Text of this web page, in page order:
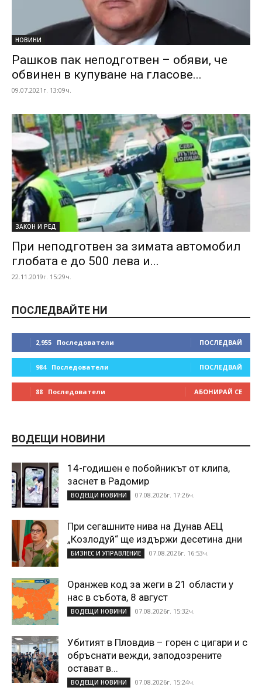
НОВИНИ
Рашков пак неподготвен – обяви, че
обвинен в купуване на гласове...
09.07.2021г. 13:09ч.
ЗАКОН И РЕД
При неподготвен за зимата автомобил
глобата е до 500 лева и...
22.11.2019г. 15:29ч.
ПОСЛЕДВАЙТЕ НИ
2,955 Последователи ПОСЛЕДВАЙ
984 Последователи ПОСЛЕДВАЙ
88 Последователи АБОНИРАЙ СЕ
ВОДЕЩИ НОВИНИ
14-годишен е побойникът от клипа,
заснет в Радомир
ВОДЕЩИ НОВИНИ 07.08.2026г. 17:26ч.
При сегашните нива на Дунав АЕЦ
„Козлодуй“ ще издържи десетина дни
БИЗНЕС И УПРАВЛЕНИЕ 07.08.2026г. 16:53ч.
Оранжев код за жеги в 21 области у
нас в събота, 8 август
ВОДЕЩИ НОВИНИ 07.08.2026г. 15:32ч.
Убитият в Пловдив – горен с цигари и с
обръснати вежди, заподозрените
остават в...
ВОДЕЩИ НОВИНИ 07.08.2026г. 15:24ч.